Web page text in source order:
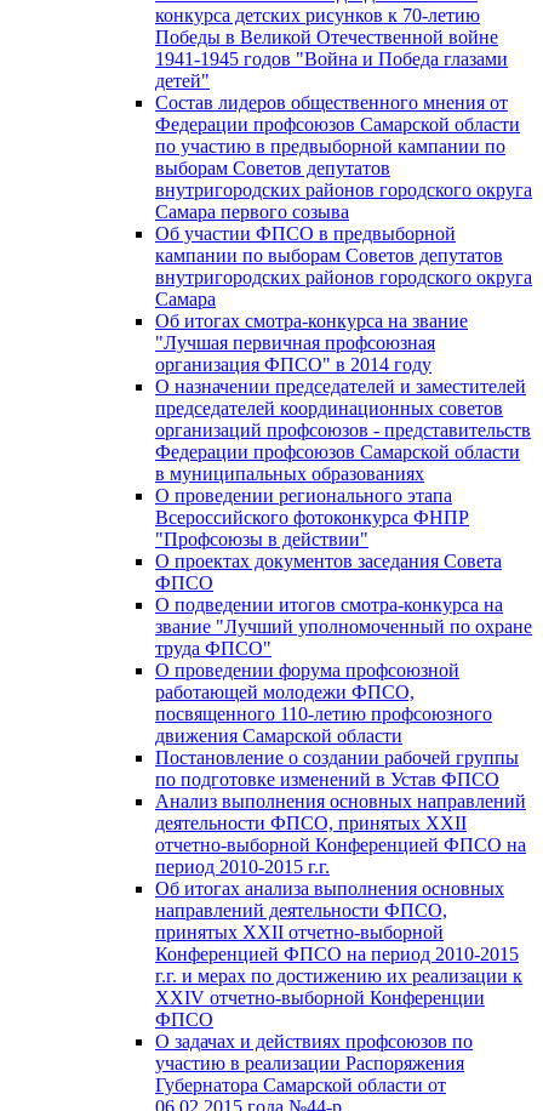
конкурса детских рисунков к 70-летию
Победы в Великой Отечественной войне
1941-1945 годов "Война и Победа глазами
детей"
Состав лидеров общественного мнения от
Федерации профсоюзов Самарской области
по участию в предвыборной кампании по
выборам Советов депутатов
внутригородских районов городского округа
Самара первого созыва
Об участии ФПСО в предвыборной
кампании по выборам Советов депутатов
внутригородских районов городского округа
Самара
Об итогах смотра-конкурса на звание
"Лучшая первичная профсоюзная
организация ФПСО" в 2014 году
О назначении председателей и заместителей
председателей координационных советов
организаций профсоюзов - представительств
Федерации профсоюзов Самарской области
в муниципальных образованиях
О проведении регионального этапа
Всероссийского фотоконкурса ФНПР
"Профсоюзы в действии"
О проектах документов заседания Совета
ФПСО
О подведении итогов смотра-конкурса на
звание "Лучший уполномоченный по охране
труда ФПСО"
О проведении форума профсоюзной
работающей молодежи ФПСО,
посвященного 110-летию профсоюзного
движения Самарской области
Постановление о создании рабочей группы
по подготовке изменений в Устав ФПСО
Анализ выполнения основных направлений
деятельности ФПСО, принятых XXII
отчетно-выборной Конференцией ФПСО на
период 2010-2015 г.г.
Об итогах анализа выполнения основных
направлений деятельности ФПСО,
принятых XXII отчетно-выборной
Конференцией ФПСО на период 2010-2015
г.г. и мерах по достижению их реализации к
XXIV отчетно-выборной Конференции
ФПСО
О задачах и действиях профсоюзов по
участию в реализации Распоряжения
Губернатора Самарской области от
06.02.2015 года №44-р